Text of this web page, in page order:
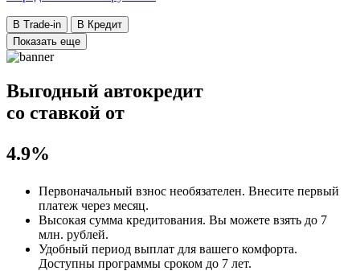
В Trade-in
В Кредит
Показать еще
Выгодный автокредит
со ставкой от
4.9%
Первоначальный взнос необязателен. Внесите первый
платеж через месяц.
Высокая сумма кредитования. Вы можете взять до 7
млн. рублей.
Удобный период выплат для вашего комфорта.
Доступны программы сроком до 7 лет.